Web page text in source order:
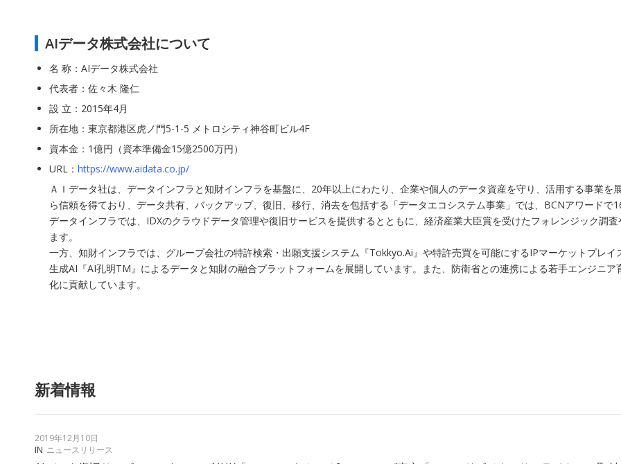
AIデータ株式会社について
名 称：AIデータ株式会社
代表者：佐々木 隆仁
設 立：2015年4月
所在地：東京都港区虎ノ門5-1-5 メトロシティ神谷町ビル4F
資本金：1億円（資本準備金15億2500万円）
URL： https://www.aidata.co.jp/
ＡＩデータ社は、データインフラと知財インフラを基盤に、20年以上にわたり、企業や個人のデータ資産を守り、活用する事業
ら信頼を得ており、データ共有、バックアップ、復旧、移行、消去を包括する「データエコシステム事業」では、BCNアワードで
データインフラでは、IDXのクラウドデータ管理や復旧サービスを提供するとともに、経済産業大臣賞を受けたフォレンジック調
ます。
一方、知財インフラでは、グループ会社の特許検索・出願支援システム『Tokkyo.Ai』や特許売買を可能にするIPマーケットプレイ
生成AI『AI孔明TM』によるデータと知財の融合プラットフォームを展開しています。また、防衛省との連携による若手エンジニ
化に貢献しています。
新着情報
2019年12月10日
IN ニュースリリース